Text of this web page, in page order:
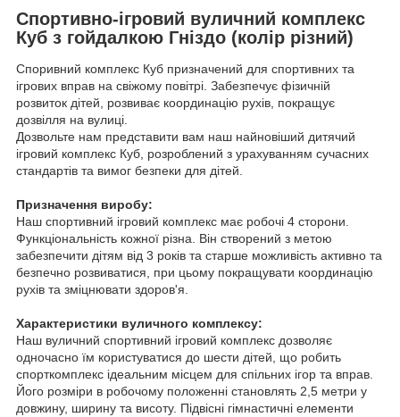
Спортивно-ігровий вуличний комплекс
Куб з гойдалкою Гніздо (колір різний)
Споривний комплекс Куб призначений для спортивних та
ігрових вправ на свіжому повітрі. Забезпечує фізичній
розвиток дітей, розвиває координацію рухів, покращує
дозвілля на вулиці.
Дозвольте нам представити вам наш найновіший дитячий
ігровий комплекс Куб, розроблений з урахуванням сучасних
стандартів та вимог безпеки для дітей.
Призначення виробу:
Наш спортивний ігровий комплекс має робочі 4 сторони.
Функціональність кожної різна. Він створений з метою
забезпечити дітям від 3 років та старше можливість активно та
безпечно розвиватися, при цьому покращувати координацію
рухів та зміцнювати здоров'я.
Характеристики вуличного комплексу:
Наш вуличний спортивний ігровий комплекс дозволяє
одночасно їм користуватися до шести дітей, що робить
спорткомплекс ідеальним місцем для спільних ігор та вправ.
Його розміри в робочому положенні становлять 2,5 метри у
довжину, ширину та висоту. Підвісні гімнастичні елементи